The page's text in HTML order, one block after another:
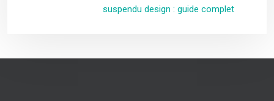
suspendu design : guide complet